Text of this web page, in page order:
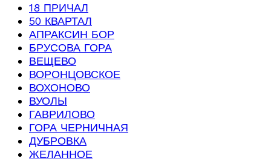
18 ПРИЧАЛ
50 КВАРТАЛ
АПРАКСИН БОР
БРУСОВА ГОРА
ВЕЩЕВО
ВОРОНЦОВСКОЕ
ВОХОНОВО
ВУОЛЫ
ГАВРИЛОВО
ГОРА ЧЕРНИЧНАЯ
ДУБРОВКА
ЖЕЛАННОЕ